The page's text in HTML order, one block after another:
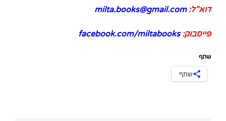
דוא"ל: milta.books@gmail.com
פייסבוק:facebook.com/miltabooks
שתף
שתף